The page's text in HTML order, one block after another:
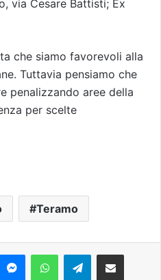
via Cesare Battisti; Ex
che siamo favorevoli alla
Tuttavia pensiamo che
penalizzando aree della
per scelte
Teramo
Telegram